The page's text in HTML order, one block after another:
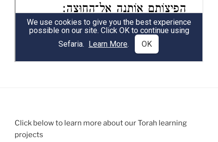
Click below to learn more about our Torah learning
projects